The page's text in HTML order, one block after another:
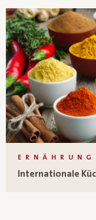
ERNÄHRUNG
Internationale